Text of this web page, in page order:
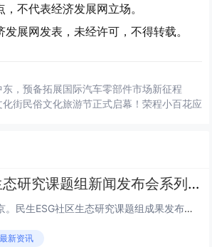
不代表经济发展网立场。
展网发表，未经许可，不得转载。
，预备拓展国际汽车零部件市场新征程
街民俗文化旅游节正式启幕！荣程小百花应
民生ESG社区生态研究课题组新闻发布会系列 | 王栎篇
2026年7月30日，北京。民生ESG社区生态研究课题组成果发布会上，三公平台董事长王栎就平台核心定位、建设路径及未来规...
新资讯